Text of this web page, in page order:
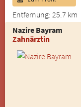
Entfernung: 25.7 km
Nazire Bayram
Zahnärztin